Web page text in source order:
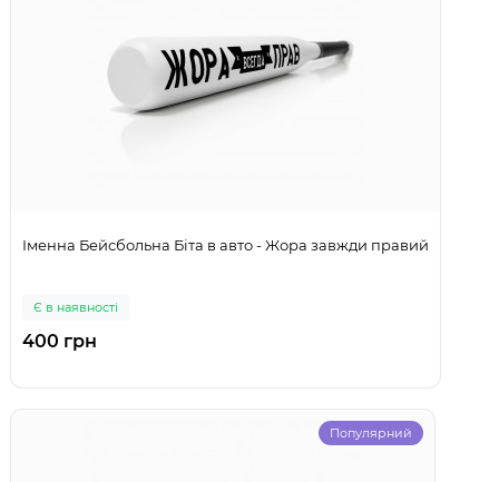
Іменна Бейсбольна Біта в авто - Жора завжди правий
Є в наявності
400 грн
Популярний